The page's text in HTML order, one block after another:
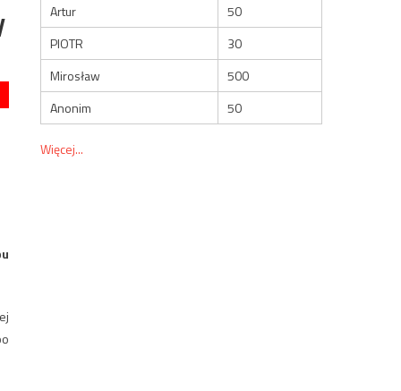
Artur
50
PIOTR
30
Mirosław
500
Anonim
50
Więcej...